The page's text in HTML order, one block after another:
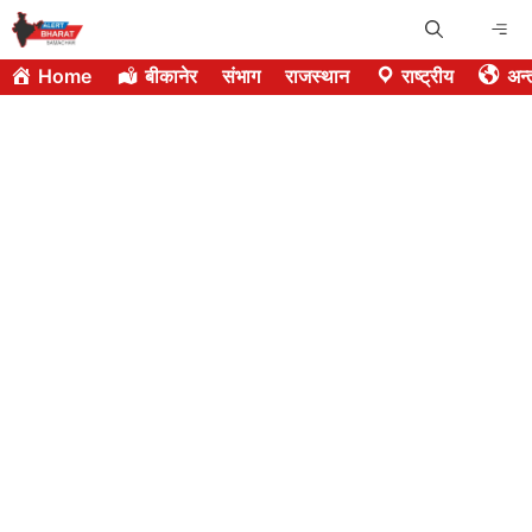
Skip
to
content
Home बीकानेर संभाग राजस्थान राष्ट्रीय